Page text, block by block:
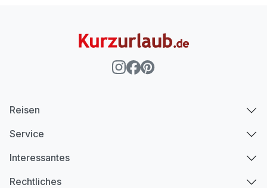
Reisen
Service
Interessantes
Rechtliches